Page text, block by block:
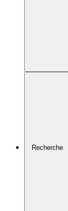
Recherche